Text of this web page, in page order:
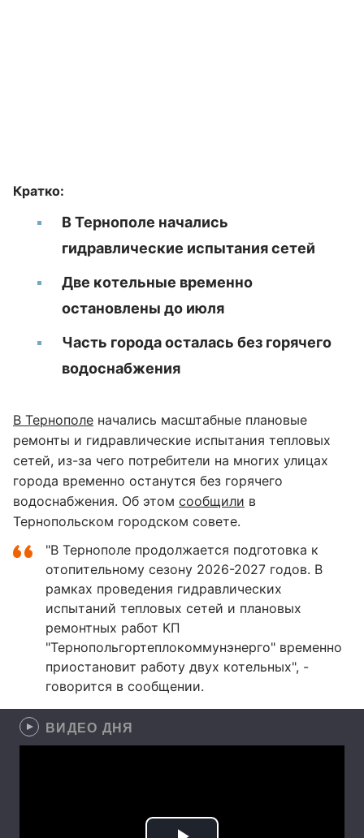
Кратко:
В Тернополе начались
гидравлические испытания сетей
Две котельные временно
остановлены до июля
Часть города осталась без горячего
водоснабжения
В Тернополе начались масштабные плановые
ремонты и гидравлические испытания тепловых
сетей, из-за чего потребители на многих улицах
города временно останутся без горячего
водоснабжения. Об этом сообщили в
Тернопольском городском совете.
"В Тернополе продолжается подготовка к
отопительному сезону 2026-2027 годов. В
рамках проведения гидравлических
испытаний тепловых сетей и плановых
ремонтных работ КП
"Тернопольгортеплокоммунэнерго" временно
приостановит работу двух котельных", -
говорится в сообщении.
ВИДЕО ДНЯ